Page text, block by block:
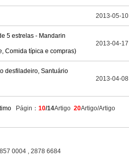
2013-05-10
5 estrelas - Mandarin
Comida típica e compras)
2013-04-17
desfiladeiro, Santuário
2013-04-08
Págin： 10/14Artigo 20Artigo/Artigo
0004 , 2878 6684